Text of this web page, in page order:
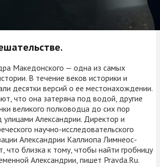
Македонского — одна из самых
В течение веков историки и
десятки версий о ее местонахождении.
что она затеряна под водой, другие
великого полководца до сих пор
Александрии. Директор и
научно-исследовательского
Александрии Каллиопа Лимнеос-
что близка к тому, чтобы найти гробницу
Александрии, пишет Pravda.Ru.